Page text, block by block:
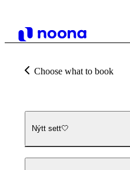
Choose what to book
Nýtt sett🤍